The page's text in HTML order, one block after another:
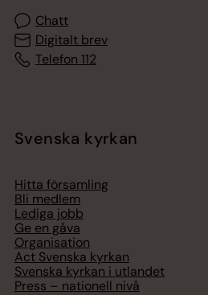
Chatt
Digitalt brev
Telefon 112
Svenska kyrkan
Hitta församling
Bli medlem
Lediga jobb
Ge en gåva
Organisation
Act Svenska kyrkan
Svenska kyrkan i utlandet
Press – nationell nivå